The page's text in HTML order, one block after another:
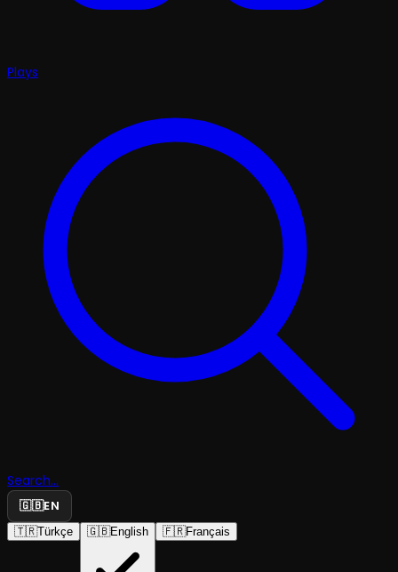
Plays
Search...
🇬🇧EN
🇹🇷Türkçe 🇬🇧English 🇫🇷Français